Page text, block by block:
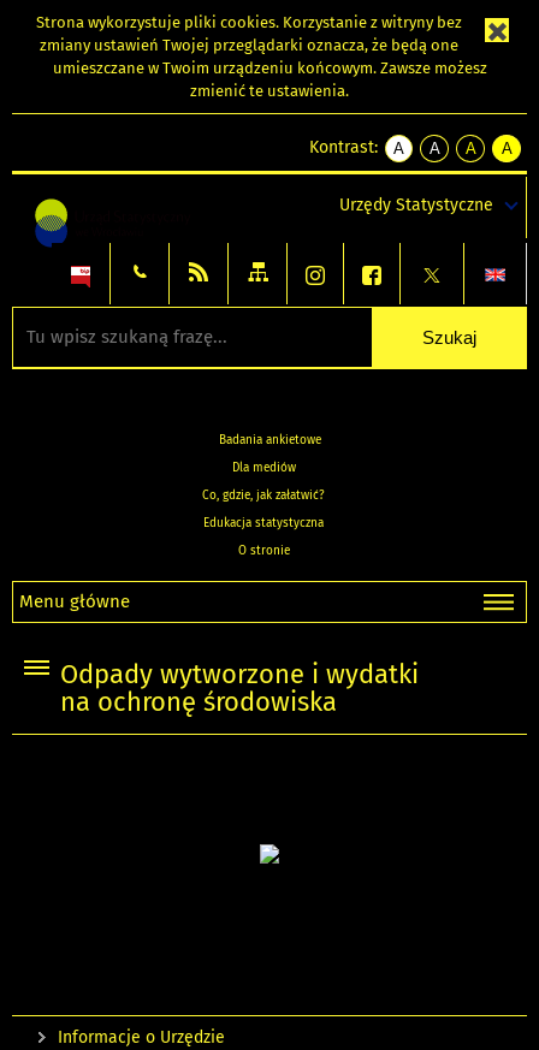
Strona wykorzystuje pliki cookies. Korzystanie z witryny bez
zmiany ustawień Twojej przeglądarki oznacza, że będą one
umieszczane w Twoim urządzeniu końcowym. Zawsze możesz
zmienić te ustawienia.
Kontrast:
A
kontrast
A
kontrast
tekst
czarnym
A
kontrast
tekst
czarnym
A
tekst
żółtym
Urzędy Statystyczne
Badania ankietowe
Dla mediów
Co, gdzie, jak załatwić?
Edukacja statystyczna
O stronie
Menu główne
Odpady wytworzone i wydatki
na ochronę środowiska
Informacje o Urzędzie